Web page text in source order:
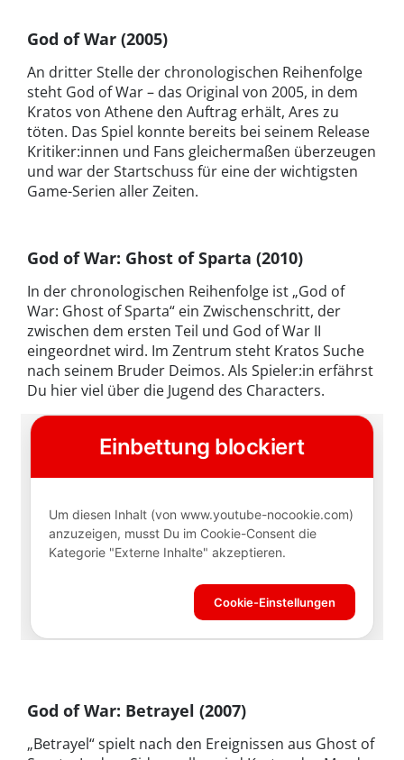
God of War (2005)
An dritter Stelle der chronologischen Reihenfolge
steht God of War – das Original von 2005, in dem
Kratos von Athene den Auftrag erhält, Ares zu
töten. Das Spiel konnte bereits bei seinem Release
Kritiker:innen und Fans gleichermaßen überzeugen
und war der Startschuss für eine der wichtigsten
Game-Serien aller Zeiten.
God of War: Ghost of Sparta (2010)
In der chronologischen Reihenfolge ist „God of
War: Ghost of Sparta“ ein Zwischenschritt, der
zwischen dem ersten Teil und God of War II
eingeordnet wird. Im Zentrum steht Kratos Suche
nach seinem Bruder Deimos. Als Spieler:in erfährst
Du hier viel über die Jugend des Characters.
God of War: Betrayel (2007)
„Betrayel“ spielt nach den Ereignissen aus Ghost of